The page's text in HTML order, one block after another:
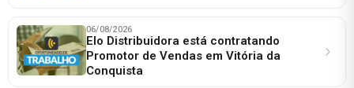
06/08/2026
Elo Distribuidora está contratando
Promotor de Vendas em Vitória da
Conquista